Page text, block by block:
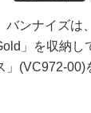
バンナイズは
」を収納し
」(VC972-00)